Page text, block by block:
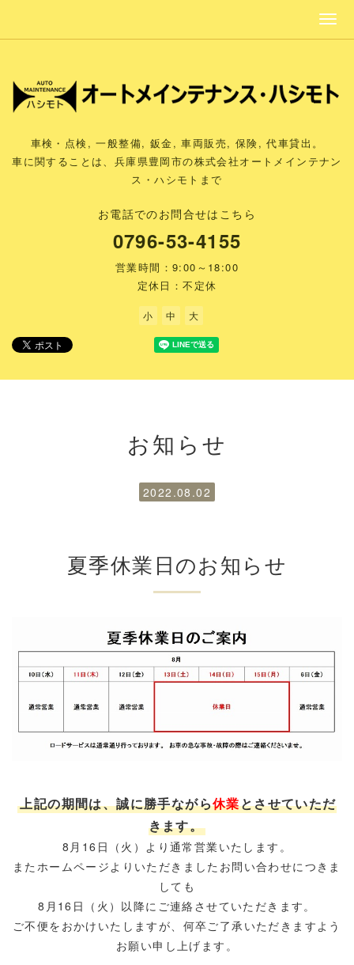
車検・点検, 一般整備, 鈑金, 車両販売, 保険, 代車貸出。
車に関することは、兵庫県豊岡市の株式会社オートメインテナン
ス・ハシモトまで
お電話でのお問合せはこちら
0796-53-4155
営業時間：9:00～18:00
定休日：不定休
小 中 大
お知らせ
2022.08.02
夏季休業日のお知らせ
上記の期間は、誠に勝手ながら休業とさせていただ
きます。
8月16日（火）より 通常営業いたします。
またホームページよりいただきましたお問い合わせにつきま
しても
8月16日（火）以降にご連絡させていただきます。
ご不便をおかけいたしますが、何卒ご了承いただきますよう
お願い申し上げます。